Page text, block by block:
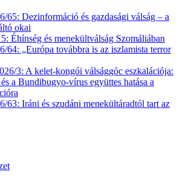
65: Dezinformáció és gazdasági válság – a
okai
Éhínség és menekültválság Szomáliában
64: „Európa továbbra is az iszlamista terror
3: A kelet-kongói válsággóc eszkalációja:
a Bundibugyo-vírus együttes hatása a
63: Iráni és szudáni menekültáradtól tart az